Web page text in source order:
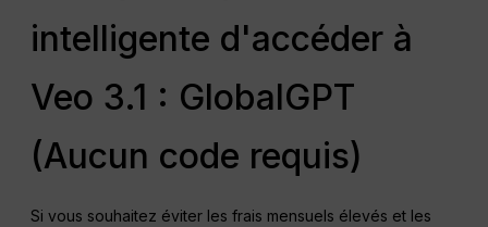
intelligente d'accéder à
Veo 3.1 : GlobalGPT
(Aucun code requis)
Si vous souhaitez éviter les frais mensuels élevés et les